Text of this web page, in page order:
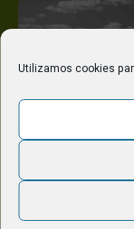
Utilizamos cookies